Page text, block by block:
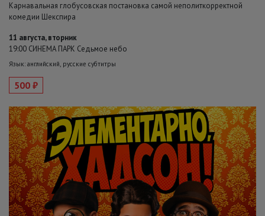
Карнавальная глобусовская постановка самой неполиткорректной
комедии Шекспира
11 августа, вторник
19:00 СИНЕМА ПАРК Седьмое небо
Язык: английский, русские субтитры
500 ₽